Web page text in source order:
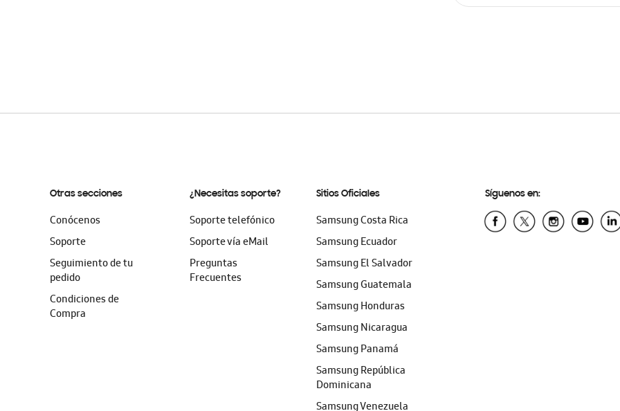
SIN
Otras secciones
Conócenos
Soporte
Seguimiento de tu
pedido
Condiciones de
Compra
¿Necesitas soporte?
Soporte telefónico
Soporte vía eMail
Preguntas
Frecuentes
Sitios Oficiales
Samsung Costa Rica
Samsung Ecuador
Samsung El Salvador
Samsung Guatemala
Samsung Honduras
Samsung Nicaragua
Samsung Panamá
Samsung República
Dominicana
Samsung Venezuela
Síguenos en: